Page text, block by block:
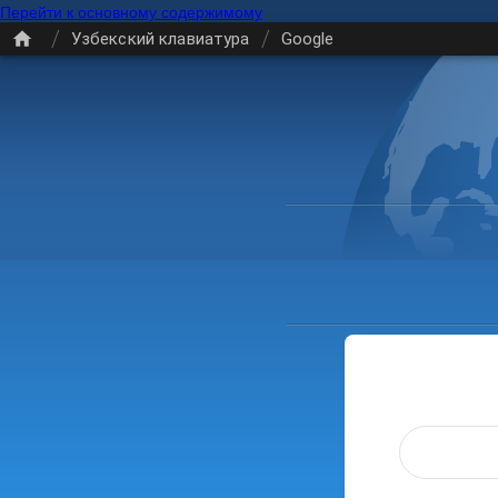
Перейти к основному содержимому
/ Узбекский клавиатура / Google